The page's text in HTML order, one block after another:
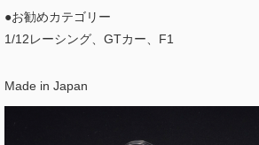
●お勧めカテゴリー
1/12レーシング、GTカー、F1
Made in Japan